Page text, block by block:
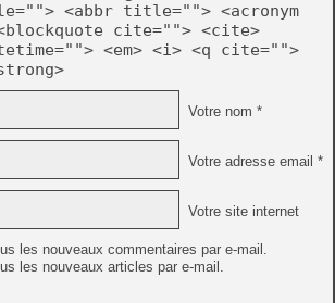
<abbr title=""> <acronym
cite=""> <cite>
<em> <i> <q cite="">
Votre nom *
Votre adresse email *
Votre site internet
les nouveaux commentaires par e-mail.
les nouveaux articles par e-mail.